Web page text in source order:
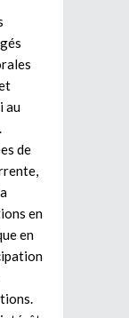
au
de
en
en